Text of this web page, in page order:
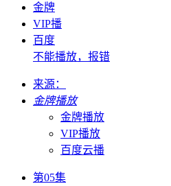
金牌
VIP播
百度
不能播放，报错
来源：
金牌播放
金牌播放
VIP播放
百度云播
第05集